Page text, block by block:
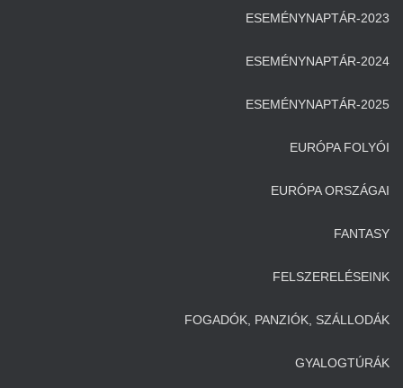
ESEMÉNYNAPTÁR-2023
ESEMÉNYNAPTÁR-2024
ESEMÉNYNAPTÁR-2025
EURÓPA FOLYÓI
EURÓPA ORSZÁGAI
FANTASY
FELSZERELÉSEINK
FOGADÓK, PANZIÓK, SZÁLLODÁK
GYALOGTÚRÁK